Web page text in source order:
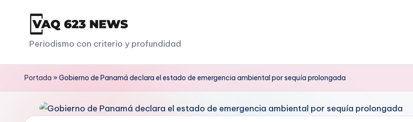
V
a
q
Periodismo con criterio y profundidad
Portada »Gobierno de Panamá declara el estado de emergencia ambiental por sequía prolongada